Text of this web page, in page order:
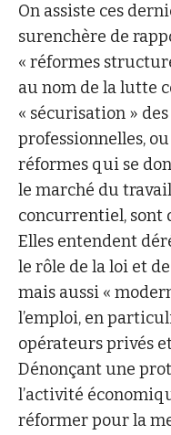
On assiste ces
surenchère de
« réformes
au nom de la lutte
« sécurisation »
professionnelles,
réformes qui se
le marché du
concurrentiel, sont
Elles entendent
le rôle de la loi et
mais aussi «
l’emploi, en
opérateurs privés
Dénonçant une
l’activité
réformer pour la